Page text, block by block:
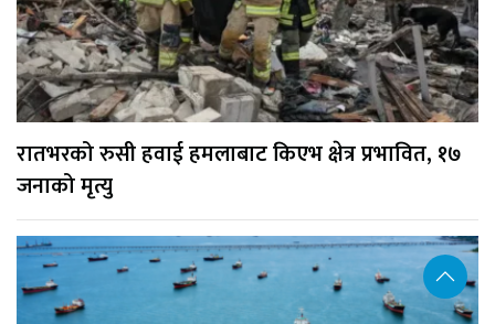
रातभरको रुसी हवाई हमलाबाट किएभ क्षेत्र प्रभावित, १७
जनाको मृत्यु